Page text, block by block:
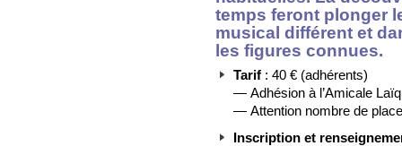
temps feront plonger
musical différent et
les figures connues.
Tarif : 40 € (adhérents)
— Adhésion à l’Amicale
— Attention nombre de
Inscription et